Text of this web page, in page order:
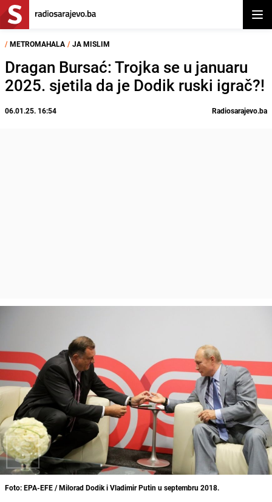
/ METROMAHALA / JA MISLIM
Dragan Bursać: Trojka se u januaru
2025. sjetila da je Dodik ruski igrač?!
06.01.25. 16:54 Radiosarajevo.ba
Foto: EPA-EFE / Milorad Dodik i Vladimir Putin u septembru 2018.